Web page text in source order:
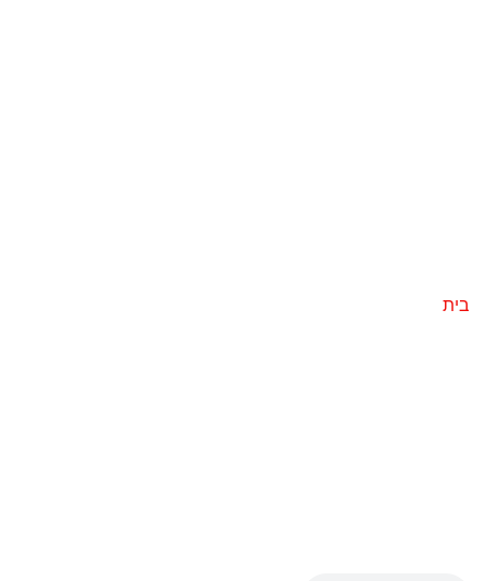
בית